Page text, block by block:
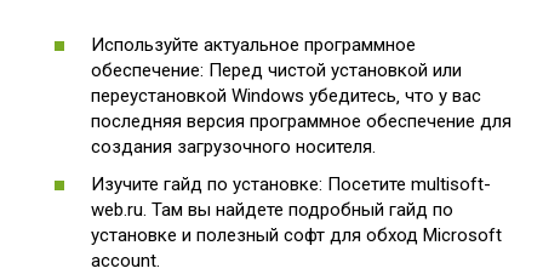
Используйте актуальное программное
обеспечение: Перед чистой установкой или
переустановкой Windows убедитесь‚ что у вас
последняя версия программное обеспечение для
создания загрузочного носителя.
Изучите гайд по установке: Посетите multisoft-
web.ru. Там вы найдете подробный гайд по
установке и полезный софт для обход Microsoft
account.